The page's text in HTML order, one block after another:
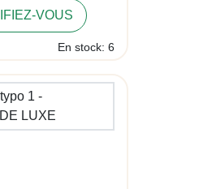
VOUS
En stock: 6